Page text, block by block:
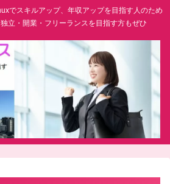
でスキルアップ、年収アップを目指す人のため
立・開業・フリーランスを目指す方もぜひ